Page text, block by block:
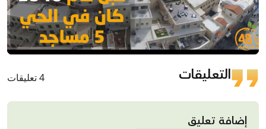
Video
التعليقات 4 تعليقات
إضافة تعليق